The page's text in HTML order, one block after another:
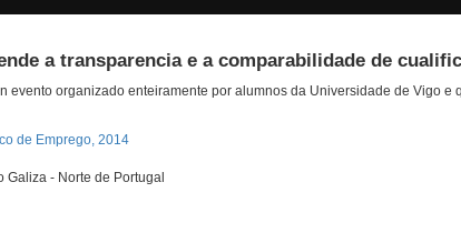
a transparencia e a comparabilidade de
evento organizado enteiramente por alumnos da Universidade de Vigo
de Emprego, 2014
- Norte de Portugal